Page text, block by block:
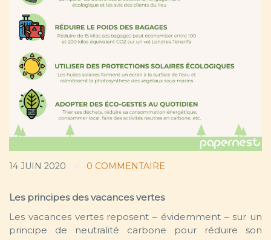
14 JUIN 2020 0 COMMENTAIRE
Les principes des vacances vertes
Les vacances vertes reposent – évidemment – sur un
principe de neutralité carbone pour réduire son